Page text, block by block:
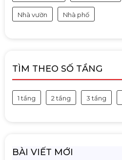
Nhà vườn Nhà phố
TÌM THEO SỐ TẦNG
1 tầng 2 tầng 3 tầng
BÀI VIẾT MỚI